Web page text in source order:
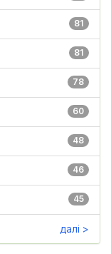
81
81
78
60
48
46
45
далі >